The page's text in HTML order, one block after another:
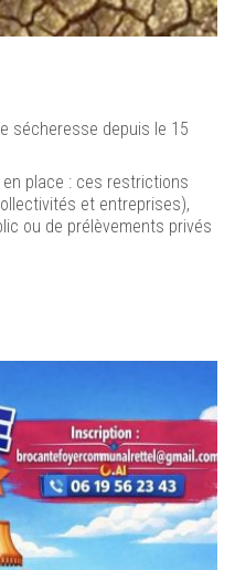
sécheresse depuis le 15
place : ces restrictions
et entreprises),
ou de prélèvements privés